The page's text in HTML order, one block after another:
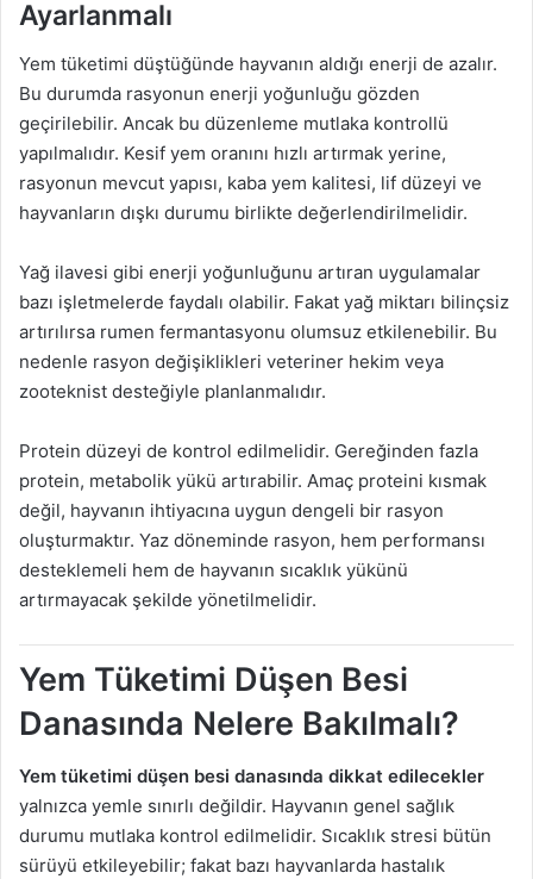
Ayarlanmalı
Yem tüketimi düştüğünde hayvanın aldığı enerji de azalır.
Bu durumda rasyonun enerji yoğunluğu gözden
geçirilebilir. Ancak bu düzenleme mutlaka kontrollü
yapılmalıdır. Kesif yem oranını hızlı artırmak yerine,
rasyonun mevcut yapısı, kaba yem kalitesi, lif düzeyi ve
hayvanların dışkı durumu birlikte değerlendirilmelidir.
Yağ ilavesi gibi enerji yoğunluğunu artıran uygulamalar
bazı işletmelerde faydalı olabilir. Fakat yağ miktarı bilinçsiz
artırılırsa rumen fermantasyonu olumsuz etkilenebilir. Bu
nedenle rasyon değişiklikleri veteriner hekim veya
zooteknist desteğiyle planlanmalıdır.
Protein düzeyi de kontrol edilmelidir. Gereğinden fazla
protein, metabolik yükü artırabilir. Amaç proteini kısmak
değil, hayvanın ihtiyacına uygun dengeli bir rasyon
oluşturmaktır. Yaz döneminde rasyon, hem performansı
desteklemeli hem de hayvanın sıcaklık yükünü
artırmayacak şekilde yönetilmelidir.
Yem Tüketimi Düşen Besi
Danasında Nelere Bakılmalı?
Yem tüketimi düşen besi danasında dikkat edilecekler
yalnızca yemle sınırlı değildir. Hayvanın genel sağlık
durumu mutlaka kontrol edilmelidir. Sıcaklık stresi bütün
sürüyü etkileyebilir; fakat bazı hayvanlarda hastalık